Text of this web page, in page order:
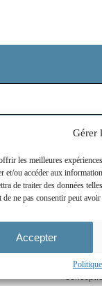
Gérer
les meilleures
et/ou accéder aux
de traiter des données
de ne pas consentir peut
Accepter